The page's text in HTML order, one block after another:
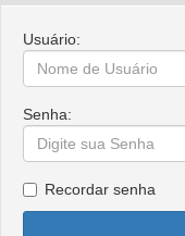
Usuário:
Senha:
Recordar senha